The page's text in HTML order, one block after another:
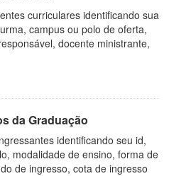
curriculares identificando sua
campus ou polo de oferta,
docente ministrante,
da Graduação
identificando seu id,
modalidade de ensino, forma de
de ingresso, cota de ingresso